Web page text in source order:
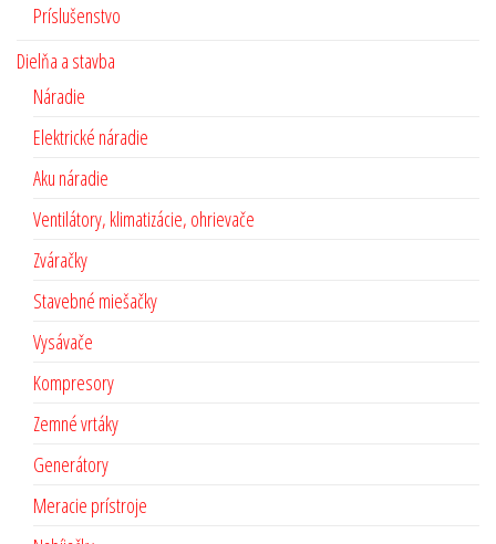
Príslušenstvo
Dielňa a stavba
Náradie
Elektrické náradie
Aku náradie
Ventilátory, klimatizácie, ohrievače
Zváračky
Stavebné miešačky
Vysávače
Kompresory
Zemné vrtáky
Generátory
Meracie prístroje